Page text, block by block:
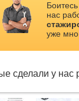
нас
уже
сделали у нас